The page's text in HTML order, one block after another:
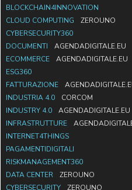
BLOCKCHAIN4INNOVATION
CLOUD COMPUTING
ZEROUNO
CYBERSECURITY360
DOCUMENTI
AGENDADIGITALE.EU
ECOMMERCE
AGENDADIGITALE.EU
ESG360
FATTURAZIONE
INDUSTRIA 4.0
CORCOM
INDUSTRY 4.0
AGENDADIGITALE.EU
INFRASTRUTTURE
INTERNET4THINGS
PAGAMENTIDIGITALI
RISKMANAGEMENT360
DATA CENTER
ZEROUNO
CYBERSECURITY
ZEROUNO